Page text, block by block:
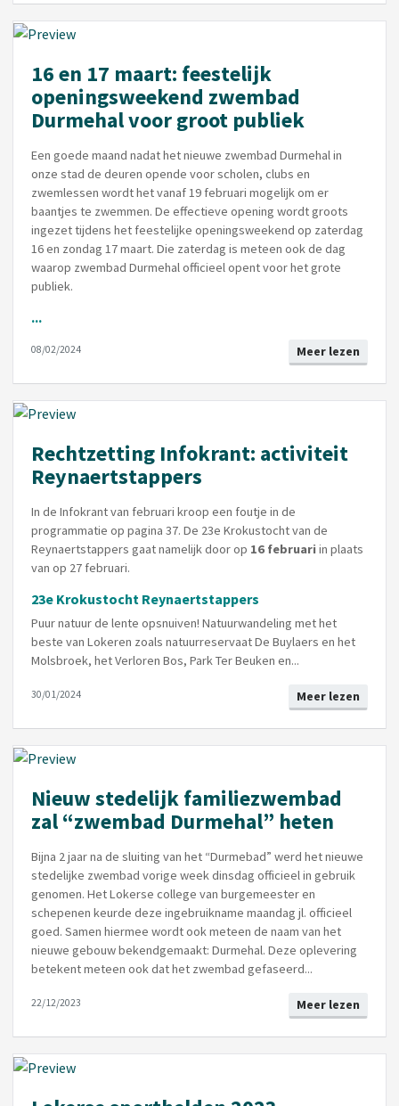
16 en 17 maart: feestelijk
openingsweekend zwembad
Durmehal voor groot publiek
Een goede maand nadat het nieuwe zwembad Durmehal in
onze stad de deuren opende voor scholen, clubs en
zwemlessen wordt het vanaf 19 februari mogelijk om er
baantjes te zwemmen. De effectieve opening wordt groots
ingezet tijdens het feestelijke openingsweekend op zaterdag
16 en zondag 17 maart. Die zaterdag is meteen ook de dag
waarop zwembad Durmehal officieel opent voor het grote
publiek.
...
Meer lezen
08/02/2024
Rechtzetting Infokrant: activiteit
Reynaertstappers
In de Infokrant van februari kroop een foutje in de
programmatie op pagina 37. De 23e Krokustocht van de
Reynaertstappers gaat namelijk door op 16 februariin plaats
van op 27 februari.
23e Krokustocht Reynaertstappers
Puur natuur de lente opsnuiven! Natuurwandeling met het
beste van Lokeren zoals natuurreservaat De Buylaers en het
Molsbroek, het Verloren Bos, Park Ter Beuken en...
Meer lezen
30/01/2024
Nieuw stedelijk familiezwembad
zal “zwembad Durmehal” heten
Bijna 2 jaar na de sluiting van het “Durmebad” werd het nieuwe
stedelijke zwembad vorige week dinsdag officieel in gebruik
genomen. Het Lokerse college van burgemeester en
schepenen keurde deze ingebruikname maandag jl. officieel
goed. Samen hiermee wordt ook meteen de naam van het
nieuwe gebouw bekendgemaakt: Durmehal. Deze oplevering
betekent meteen ook dat het zwembad gefaseerd...
Meer lezen
22/12/2023